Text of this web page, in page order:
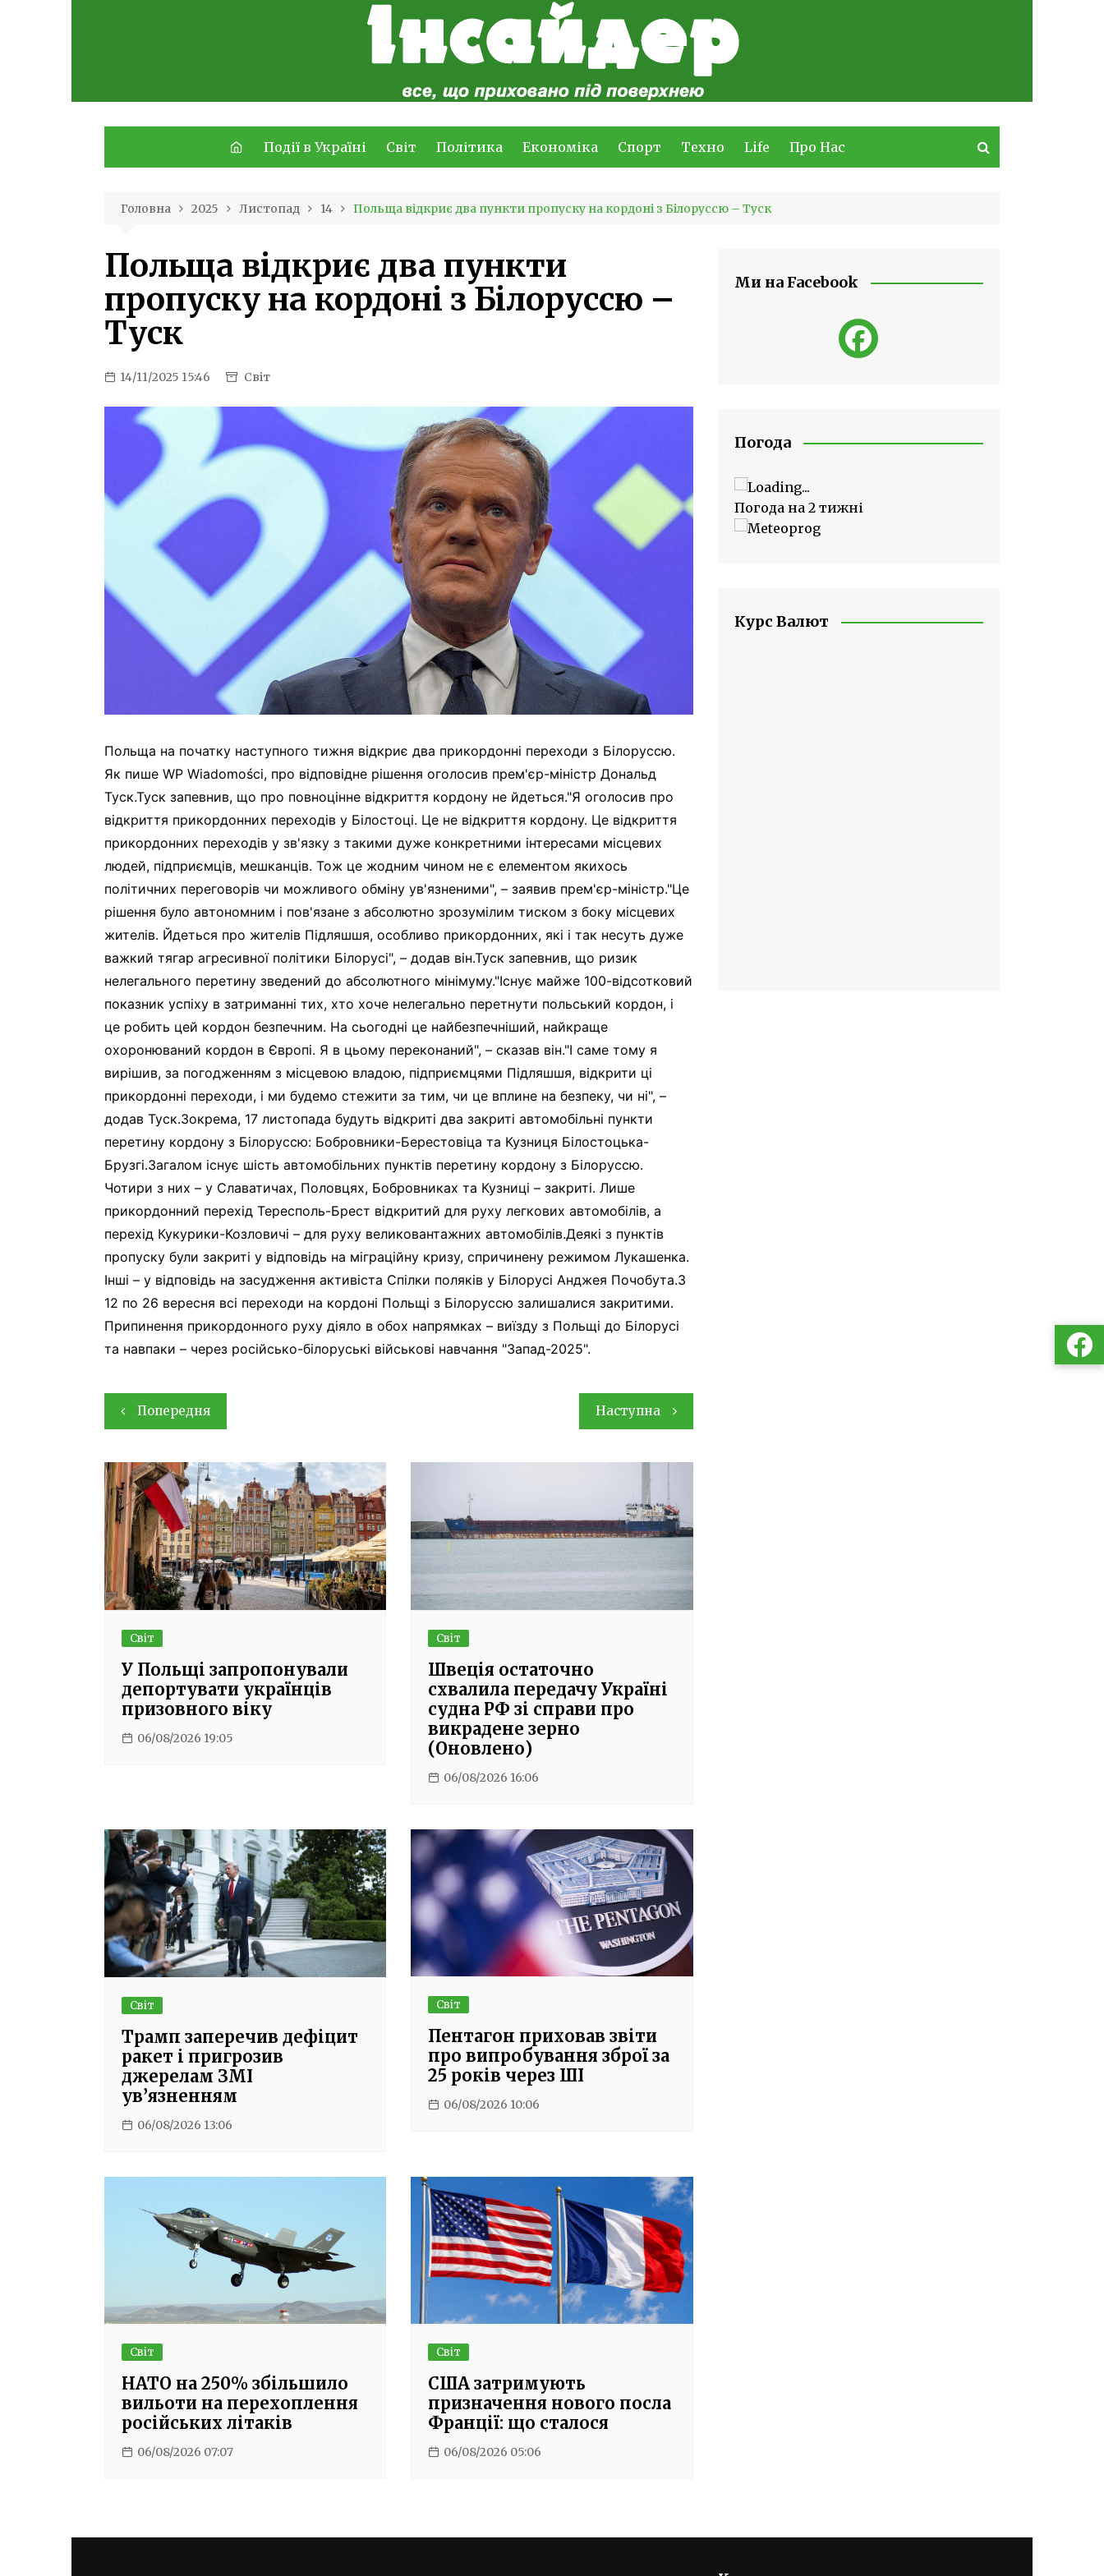
Події в Україні Світ Політика Економіка Спорт Техно Life Про Нас
Головна 2025 Листопад 14 Польща відкриє два пункти пропуску на кордоні з Білоруссю – Туск
Польща відкриє два пункти
пропуску на кордоні з Білоруссю –
Туск
14/11/2025 15:46 Світ
Польща на початку наступного тижня відкриє два прикордонні переходи з Білоруссю.
Як пише WP Wiadomości, про відповідне рішення оголосив прем'єр-міністр Дональд
Туск.Туск запевнив, що про повноцінне відкриття кордону не йдеться."Я оголосив про
відкриття прикордонних переходів у Білостоці. Це не відкриття кордону. Це відкриття
прикордонних переходів у зв'язку з такими дуже конкретними інтересами місцевих
людей, підприємців, мешканців. Тож це жодним чином не є елементом якихось
політичних переговорів чи можливого обміну ув'язненими", – заявив прем'єр-міністр."Це
рішення було автономним і пов'язане з абсолютно зрозумілим тиском з боку місцевих
жителів. Йдеться про жителів Підляшшя, особливо прикордонних, які і так несуть дуже
важкий тягар агресивної політики Білорусі", – додав він.Туск запевнив, що ризик
нелегального перетину зведений до абсолютного мінімуму."Існує майже 100-відсотковий
показник успіху в затриманні тих, хто хоче нелегально перетнути польський кордон, і
це робить цей кордон безпечним. На сьогодні це найбезпечніший, найкраще
охоронюваний кордон в Європі. Я в цьому переконаний", – сказав він."І саме тому я
вирішив, за погодженням з місцевою владою, підприємцями Підляшшя, відкрити ці
прикордонні переходи, і ми будемо стежити за тим, чи це вплине на безпеку, чи ні", –
додав Туск.Зокрема, 17 листопада будуть відкриті два закриті автомобільні пункти
перетину кордону з Білоруссю: Бобровники-Берестовіца та Кузниця Білостоцька-
Брузгі.Загалом існує шість автомобільних пунктів перетину кордону з Білоруссю.
Чотири з них – у Славатичах, Половцях, Бобровниках та Кузниці – закриті. Лише
прикордонний перехід Тересполь-Брест відкритий для руху легкових автомобілів, а
перехід Кукурики-Козловичі – для руху великовантажних автомобілів.Деякі з пунктів
пропуску були закриті у відповідь на міграційну кризу, спричинену режимом Лукашенка.
Інші – у відповідь на засудження активіста Спілки поляків у Білорусі Анджея Почобута.З
12 по 26 вересня всі переходи на кордоні Польщі з Білоруссю залишалися закритими.
Припинення прикордонного руху діяло в обох напрямках – виїзду з Польщі до Білорусі
та навпаки – через російсько-білоруські військові навчання "Запад-2025".
Навігація
записів
Попередня Наступна
Світ
У Польщі запропонували
депортувати українців
призовного віку
06/08/2026 19:05
Світ
Швеція остаточно
схвалила передачу Україні
судна РФ зі справи про
викрадене зерно
(Оновлено)
06/08/2026 16:06
Світ
Трамп заперечив дефіцит
ракет і пригрозив
джерелам ЗМІ
ув’язненням
06/08/2026 13:06
Світ
Пентагон приховав звіти
про випробування зброї за
25 років через ШІ
06/08/2026 10:06
Світ
НАТО на 250% збільшило
вильоти на перехоплення
російських літаків
06/08/2026 07:07
Світ
США затримують
призначення нового посла
Франції: що сталося
06/08/2026 05:06
Ми на Facebook
Погода
Погода на 2 тижні
Курс Валют